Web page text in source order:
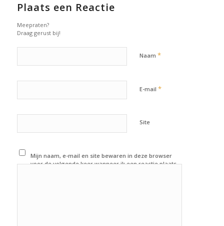
Plaats een Reactie
Meepraten?
Draag gerust bij!
Naam *
E-mail *
Site
Mijn naam, e-mail en site bewaren in deze browser
voor de volgende keer wanneer ik een reactie plaats.